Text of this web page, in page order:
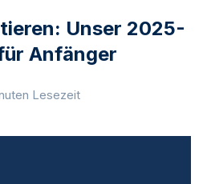
Unser 2025-
Anfänger
Lesezeit